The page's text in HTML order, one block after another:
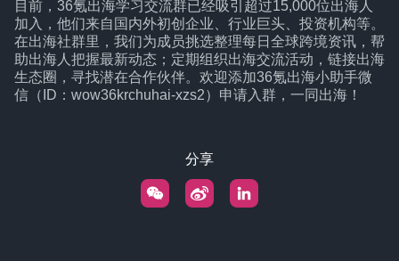
目前，36氪出海学习交流群已经吸引超过15,000位出海人
加入，他们来自国内外初创企业、行业巨头、投资机构等。
在出海社群里，我们为成员挑选整理每日全球跨境资讯，帮
助出海人把握最新动态；定期组织出海交流活动，链接出海
生态圈，寻找潜在合作伙伴。欢迎添加36氪出海小助手微
信（ID：wow36krchuhai-xzs2）申请入群，一同出海！
分享